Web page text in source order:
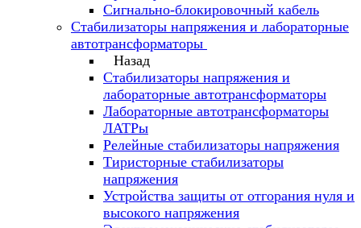
Сигнально-блокировочный кабель
Стабилизаторы напряжения и лабораторные
автотрансформаторы
Назад
Стабилизаторы напряжения и
лабораторные автотрансформаторы
Лабораторные автотрансформаторы
ЛАТРы
Релейные стабилизаторы напряжения
Тиристорные стабилизаторы
напряжения
Устройства защиты от отгорания нуля и
высокого напряжения